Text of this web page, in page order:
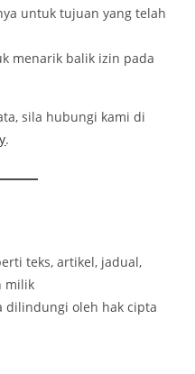
untuk tujuan yang telah
menarik balik izin pada
sila hubungi kami di
.
teks, artikel, jadual,
milik
dilindungi oleh hak cipta